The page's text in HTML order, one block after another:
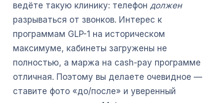
ведёте такую клинику: телефон должен
разрываться от звонков. Интерес к
программам GLP-1 на историческом
максимуме, кабинеты загружены не
полностью, а маржа на cash-pay программе
отличная. Поэтому вы делаете очевидное —
ставите фото «до/после» и уверенный